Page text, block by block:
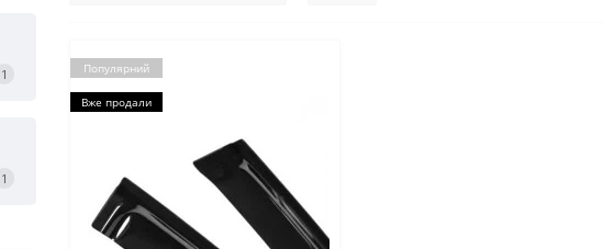
1
1
Популярний
Вже продали